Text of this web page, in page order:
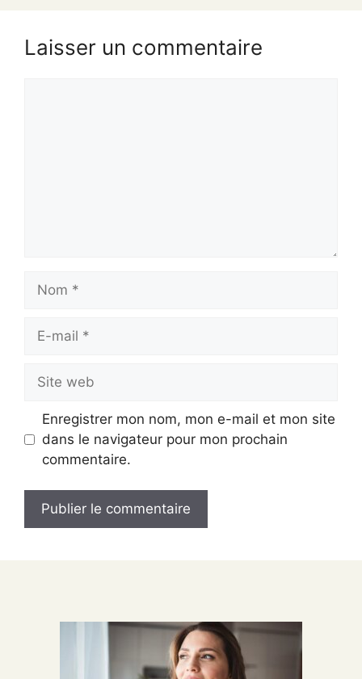
Laisser un commentaire
mail
web
Enregistrer mon nom, mon e-mail et mon site
dans le navigateur pour mon prochain
commentaire.